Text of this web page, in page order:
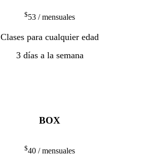
$53 / mensuales
Clases para cualquier edad
3 días a la semana
BOX
$40 / mensuales